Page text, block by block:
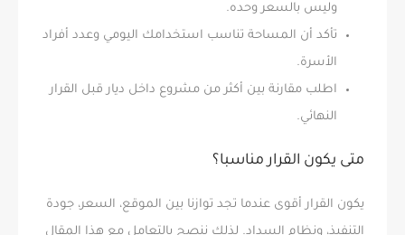
وليس بالسعر وحده.
تأكد أن المساحة تناسب استخدامك اليومي وعدد أفراد
الأسرة.
اطلب مقارنة بين أكثر من مشروع داخل ديار قبل القرار
النهائي.
متى يكون القرار مناسبا؟
يكون القرار أقوى عندما تجد توازنا بين الموقع، السعر، جودة
التنفيذ، ونظام السداد. لذلك ننصح بالتعامل مع هذا المقال